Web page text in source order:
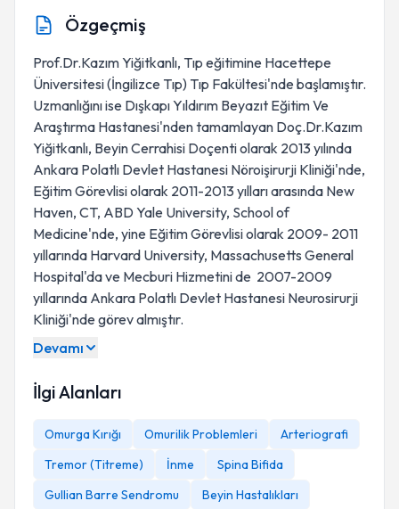
Özgeçmiş
Prof.Dr.Kazım Yiğitkanlı, Tıp eğitimine Hacettepe
Üniversitesi (İngilizce Tıp) Tıp Fakültesi'nde başlamıştır.
Uzmanlığını ise Dışkapı Yıldırım Beyazıt Eğitim Ve
Araştırma Hastanesi'nden tamamlayan Doç.Dr.Kazım
Yiğitkanlı, Beyin Cerrahisi Doçenti olarak 2013 yılında
Ankara Polatlı Devlet Hastanesi Nöroişirurji Kliniği'nde,
Eğitim Görevlisi olarak 2011-2013 yılları arasında New
Haven, CT, ABD Yale University, School of
Medicine'nde, yine Eğitim Görevlisi olarak 2009- 2011
yıllarında Harvard University, Massachusetts General
Hospital'da ve Mecburi Hizmetini de 2007-2009
yıllarında Ankara Polatlı Devlet Hastanesi Neurosirurji
Kliniği'nde görev almıştır.
Devamı
İlgi Alanları
Omurga Kırığı Omurilik Problemleri
Arteriografi
Tremor (Titreme)
İnme
Spina Bifida
Gullian Barre Sendromu
Beyin Hastalıkları